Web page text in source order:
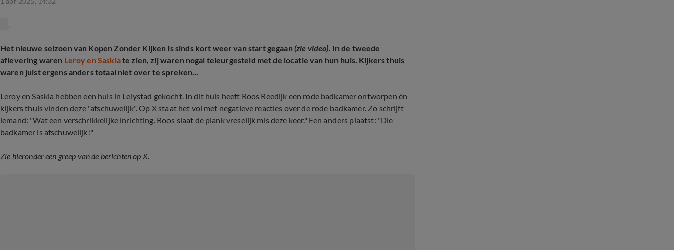
Het nieuwe seizoen van Kopen Zonder Kijken is sinds kort weer van start gegaan (zie video). In de tweede
aflevering waren Leroy en Saskiate zien, zij waren nogal teleurgesteld met de locatie van hun huis. Kijkers thuis
waren juist ergens anders totaal niet over te spreken...
Leroy en Saskia hebben een huis in Lelystad gekocht. In dit huis heeft Roos Reedijk een rode badkamer ontworpen én
kijkers thuis vinden deze "afschuwelijk". Op X staat het vol met negatieve reacties over de rode badkamer. Zo schrijft
iemand: "Wat een verschrikkelijke inrichting. Roos slaat de plank vreselijk mis deze keer." Een anders plaatst: "Die
badkamer is afschuwelijk!"
Zie hieronder een greep van de berichten op X.